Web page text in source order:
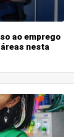
ao emprego
nesta